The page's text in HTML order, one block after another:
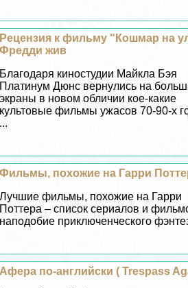
Рецензия к фильму "Кошмар на
Фредди жив
Благодаря киностудии Майкла Бэя
Платинум Дюнс вернулись на
экраны в новом обличии кое-какие
культовые фильмы ужасов 70-90-х
...
Фильмы, похожие на Гарри
Лучшие фильмы, похожие на Гарри
Поттера – список сериалов и
наподобие приключенческого
Афера по-английски ( Trespass